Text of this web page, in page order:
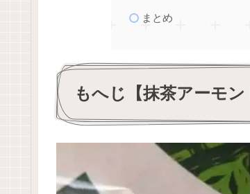
まとめ
もへじ【抹茶アーモン